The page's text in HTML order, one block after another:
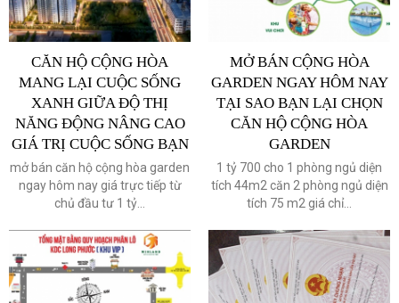
CĂN HỘ CỘNG HÒA
MANG LẠI CUỘC SỐNG
XANH GIỮA ĐỘ THỊ
NĂNG ĐỘNG NÂNG CAO
GIÁ TRỊ CUỘC SỐNG BẠN
mở bán căn hộ cộng hòa garden
ngay hôm nay giá trực tiếp từ
chủ đầu tư 1 tỷ...
MỞ BÁN CỘNG HÒA
GARDEN NGAY HÔM NAY
TẠI SAO BẠN LẠI CHỌN
CĂN HỘ CỘNG HÒA
GARDEN
1 tỷ 700 cho 1 phòng ngủ diện
tích 44m2 căn 2 phòng ngủ diện
tích 75 m2 giá chỉ...